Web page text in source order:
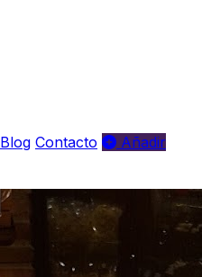
Blog Contacto
Añadir